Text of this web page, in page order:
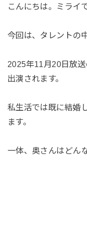
こんにちは。ミライで
今回は、タレントの
2025年11月20日放
出演されます。
私生活では既に結婚
ます。
一体、奥さんはどん